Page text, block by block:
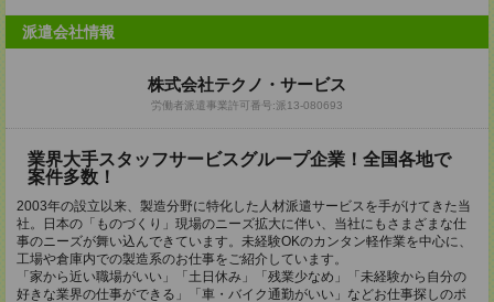
派遣会社情報
株式会社テクノ・サービス
労働者派遣事業許可番号:派13-080693
業界大手スタッフサービスグループ企業！全国各地で
案件多数！
2003年の設立以来、製造分野に特化した人材派遣サービスを手がけてきた当
社。日本の「ものづくり」現場のニーズ拡大に伴い、当社にもさまざまな仕
事のニーズが舞い込んできています。未経験OKのカンタン軽作業を中心に、
工場や倉庫内での製造系のお仕事をご紹介しています。
「家から近い職場がいい」「土日休み」「残業少なめ」「未経験から自分の
好きな業界の仕事ができる」「車・バイク通勤がいい」などお仕事探しのポ